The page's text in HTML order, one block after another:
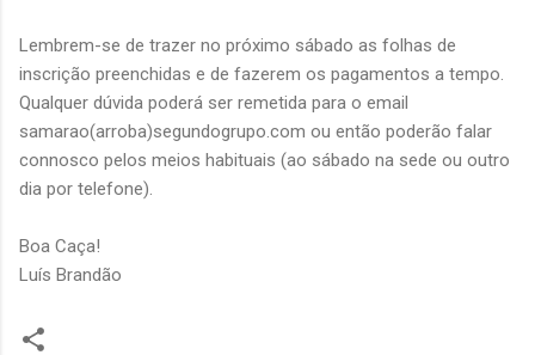
Lembrem-se de trazer no próximo sábado as folhas de
inscrição preenchidas e de fazerem os pagamentos a tempo.
Qualquer dúvida poderá ser remetida para o email
samarao(arroba)segundogrupo.com ou então poderão falar
connosco pelos meios habituais (ao sábado na sede ou outro
dia por telefone).
Boa Caça!
Luís Brandão